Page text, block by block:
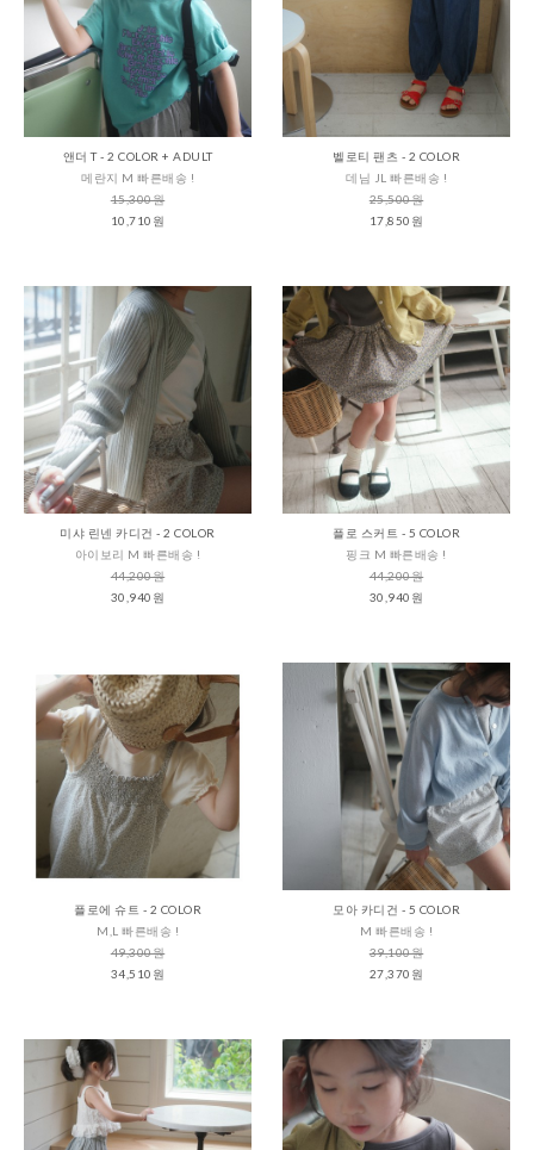
앤더 T - 2 COLOR + ADULT
메란지 M 빠른배송 !
15,300원
10,710원
벨로티 팬츠 - 2 COLOR
데님 JL 빠른배송 !
25,500원
17,850원
미샤 린넨 카디건 - 2 COLOR
아이보리 M 빠른배송 !
44,200원
30,940원
플로 스커트 - 5 COLOR
핑크 M 빠른배송 !
44,200원
30,940원
플로에 슈트 - 2 COLOR
M,L 빠른배송 !
49,300원
34,510원
모아 카디건 - 5 COLOR
M 빠른배송 !
39,100원
27,370원